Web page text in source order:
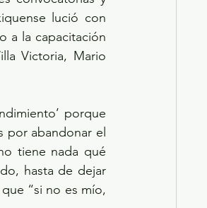
lució con
a la capacitación
Victoria, Mario
porque
por abandonar el
tiene nada qué
hasta de dejar
“si no es mío,